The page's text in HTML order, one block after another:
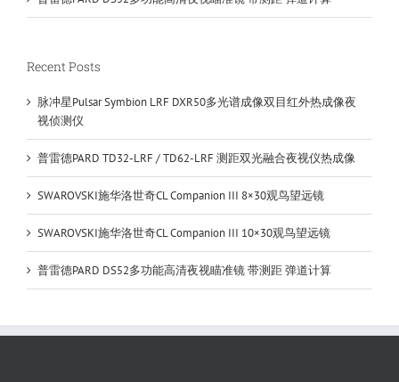
Recent Posts
脉冲星Pulsar Symbion LRF DXR50多光谱成像双目红外热成像夜
视侦测仪
普雷德PARD TD32-LRF / TD62-LRF 测距双光融合夜视仪热成像
SWAROVSKI施华洛世奇CL Companion III 8×30观鸟望远镜
SWAROVSKI施华洛世奇CL Companion III 10×30观鸟望远镜
普雷德PARD DS52多功能高清夜视瞄准镜 带测距 弹道计算